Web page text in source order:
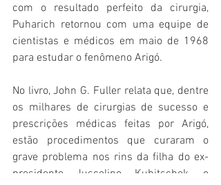
com o resultado perfeito da cirurgia,
Puharich retornou com uma equipe de
cientistas e médicos em maio de 1968
para estudar o fenômeno Arigó.
No livro, John G. Fuller relata que, dentre
os milhares de cirurgias de sucesso e
prescrições médicas feitas por Arigó,
estão procedimentos que curaram o
grave problema nos rins da filha do ex-
presidente Juscelino Kubitschek, o